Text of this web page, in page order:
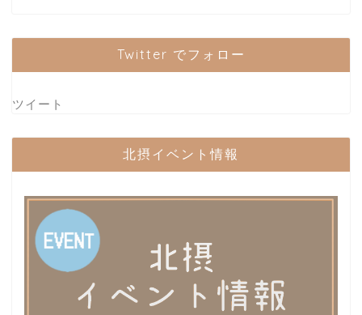
Twitter でフォロー
ツイート
北摂イベント情報